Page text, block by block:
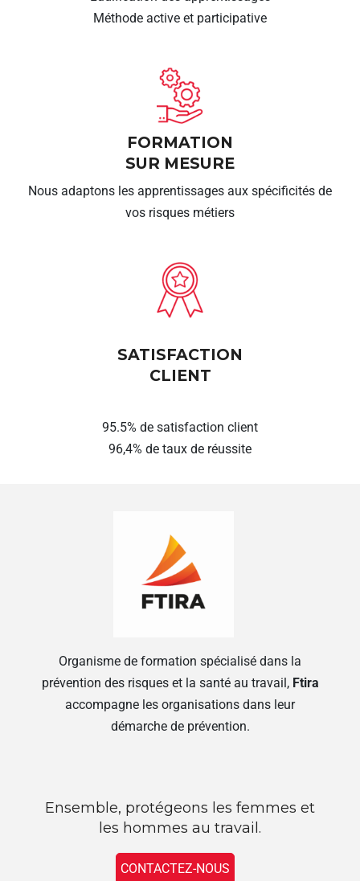
Méthode active et participative
FORMATION
SUR MESURE
Nous adaptons les apprentissages aux spécificités de
vos risques métiers
SATISFACTION
CLIENT
95.5% de satisfaction client
96,4% de taux de réussite
Organisme de formation spécialisé dans la
prévention des risques et la santé au travail, Ftira
accompagne les organisations dans leur
démarche de prévention.
Ensemble, protégeons les femmes et
les hommes au travail.
CONTACTEZ-NOUS